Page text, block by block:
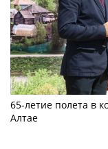
65-летие полета в
Алтае